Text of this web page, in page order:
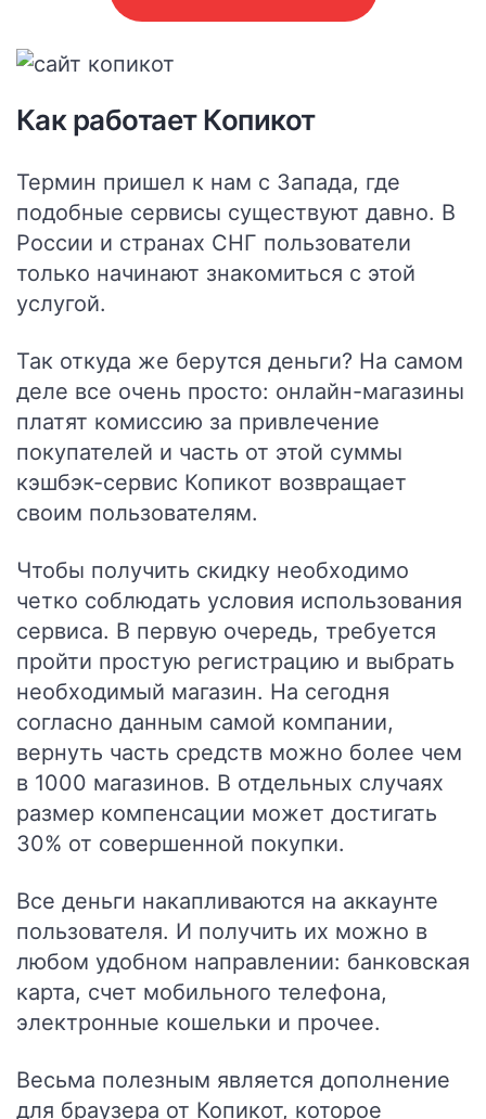
Как работает Копикот
Термин пришел к нам с Запада, где
подобные сервисы существуют давно. В
России и странах СНГ пользователи
только начинают знакомиться с этой
услугой.
Так откуда же берутся деньги? На самом
деле все очень просто: онлайн-магазины
платят комиссию за привлечение
покупателей и часть от этой суммы
кэшбэк-сервис Копикот возвращает
своим пользователям.
Чтобы получить скидку необходимо
четко соблюдать условия использования
сервиса. В первую очередь, требуется
пройти простую регистрацию и выбрать
необходимый магазин. На сегодня
согласно данным самой компании,
вернуть часть средств можно более чем
в 1000 магазинов. В отдельных случаях
размер компенсации может достигать
30% от совершенной покупки.
Все деньги накапливаются на аккаунте
пользователя. И получить их можно в
любом удобном направлении: банковская
карта, счет мобильного телефона,
электронные кошельки и прочее.
Весьма полезным является дополнение
для браузера от Копикот, которое